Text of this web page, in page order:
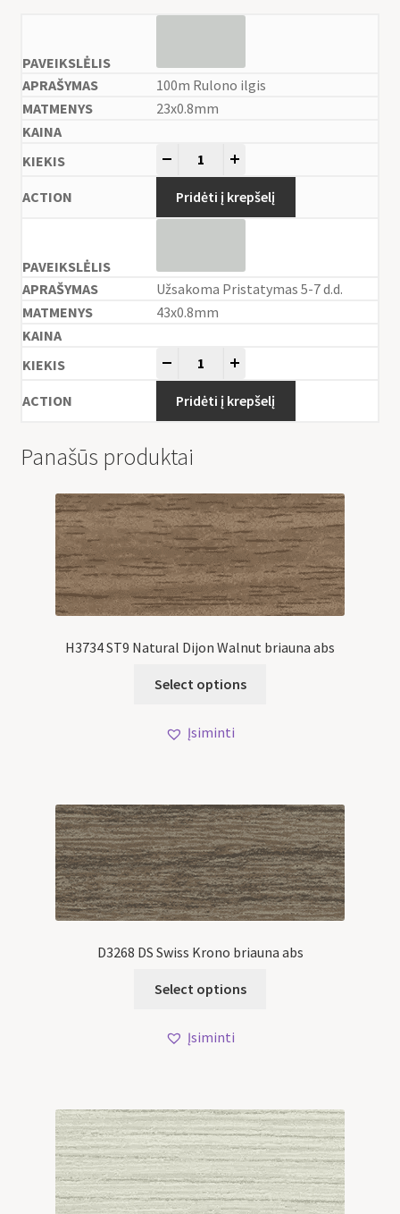
100m Rulono ilgis
23x0.8mm
Pridėti į krepšelį
Užsakoma Pristatymas 5-7 d.d.
43x0.8mm
Pridėti į krepšelį
Panašūs produktai
H3734 ST9 Natural Dijon Walnut briauna abs
Select options
Įsiminti
D3268 DS Swiss Krono briauna abs
Select options
Įsiminti